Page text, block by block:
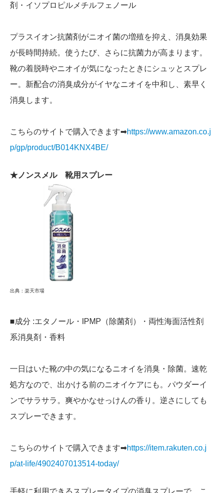
剤・イソプロピルメチルフェノール
プラスイオン抗菌剤がニオイ菌の増殖を抑え、消臭効果
が長時間持続。使うたび、さらに抗菌力が高まります。
靴の着脱時やニオイが気になったときにシュッとスプレ
ー。新配合の消臭成分がイヤなニオイを中和し、素早く
消臭します。
こちらのサイトで購入できます➡https://www.amazon.co.j
p/gp/product/B014KNX4BE/
★ノンスメル 靴用スプレー
出典：楽天市場
■成分 :エタノール・IPMP（除菌剤）・両性海面活性剤
系消臭剤・香料
一日はいた靴の中の気になるニオイを消臭・除菌。速乾
処方なので、出かける前のニオイケアにも。パウダーイ
ンでサラサラ。爽やかなせっけんの香り。逆さにしても
スプレーできます。
こちらのサイトで購入できます➡https://item.rakuten.co.j
p/at-life/4902407013514-today/
手軽に利用できるスプレータイプの消臭スプレーで、こ